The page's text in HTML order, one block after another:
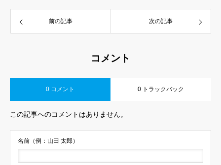
前の記事 次の記事
コメント
0 コメント 0 トラックバック
この記事へのコメントはありません。
名前（例：山田 太郎）